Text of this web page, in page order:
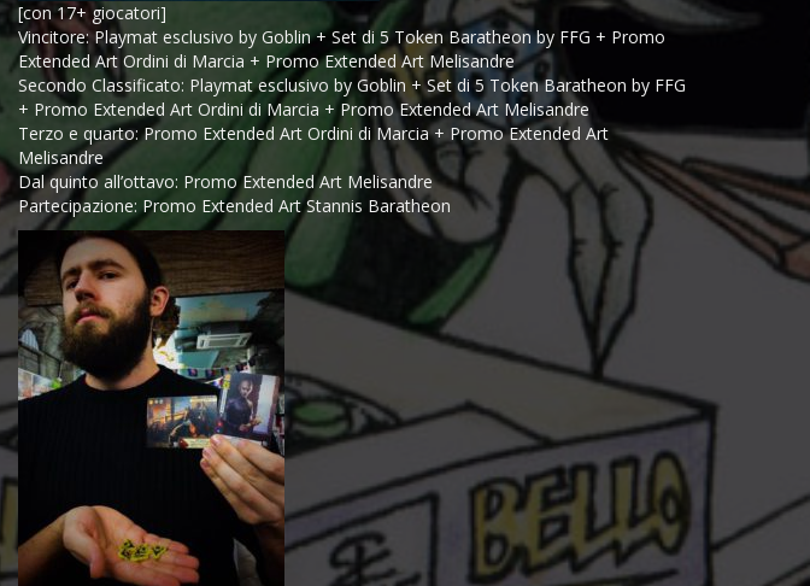
[con 17+ giocatori]
Vincitore: Playmat esclusivo by Goblin + Set di 5 Token Baratheon by FFG + Promo
Extended Art Ordini di Marcia + Promo Extended Art Melisandre
Secondo Classificato: Playmat esclusivo by Goblin + Set di 5 Token Baratheon by FFG
+ Promo Extended Art Ordini di Marcia + Promo Extended Art Melisandre
Terzo e quarto: Promo Extended Art Ordini di Marcia + Promo Extended Art
Melisandre
Dal quinto all’ottavo: Promo Extended Art Melisandre
Partecipazione: Promo Extended Art Stannis Baratheon